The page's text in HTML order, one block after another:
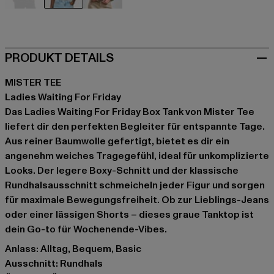
PRODUKT DETAILS
MISTER TEE
Ladies Waiting For Friday
Das Ladies Waiting For Friday Box Tank von Mister Tee
liefert dir den perfekten Begleiter für entspannte Tage.
Aus reiner Baumwolle gefertigt, bietet es dir ein
angenehm weiches Tragegefühl, ideal für unkomplizierte
Looks. Der legere Boxy-Schnitt und der klassische
Rundhalsausschnitt schmeicheln jeder Figur und sorgen
für maximale Bewegungsfreiheit. Ob zur Lieblings-Jeans
oder einer lässigen Shorts – dieses graue Tanktop ist
dein Go-to für Wochenende-Vibes.
Anlass: Alltag, Bequem, Basic
Ausschnitt: Rundhals